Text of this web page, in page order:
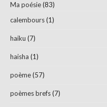
Ma poésie(83)
calembours(1)
haiku (7)
haisha (1)
poème(57)
poèmes brefs(7)